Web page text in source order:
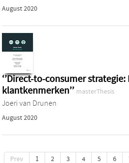
August 2020
‘’Direct-to-consumer
klantkenmerken’’ masterThesis
Joeri van Drunen
August 2020
Prev 1 2 3 4 5 6